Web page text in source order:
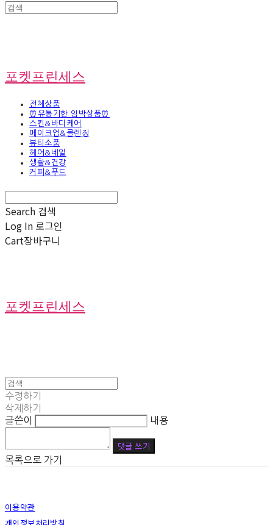
포켓프린세스
전체상품
⏰유통기한 임박상품⏰
스킨&바디케어
메이크업&클렌징
뷰티소품
헤어&네일
생활&건강
커피&푸드
Search 검색
Log In 로그인
Cart장바구니
포켓프린세스
수정하기
삭제하기
글쓴이
내용
댓글 쓰기
목록으로 가기
이용약관